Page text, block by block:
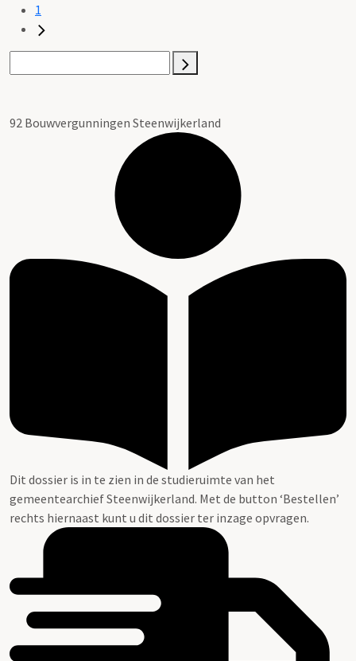
1
92 Bouwvergunningen Steenwijkerland
Dit dossier is in te zien in de studieruimte van het
gemeentearchief Steenwijkerland. Met de button ‘Bestellen’
rechts hiernaast kunt u dit dossier ter inzage opvragen.